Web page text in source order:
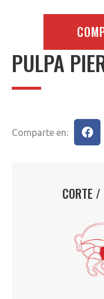
PULPA
Comparte en:
CORTE